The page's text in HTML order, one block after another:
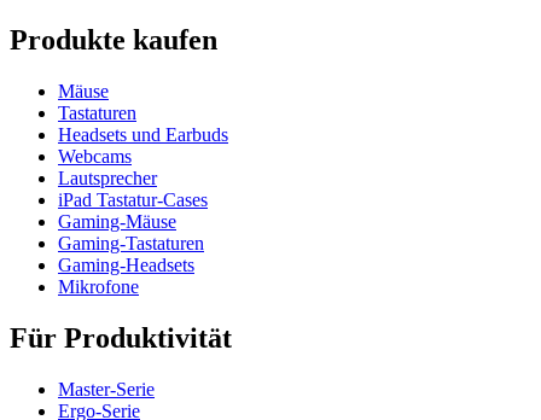
Produkte kaufen
Mäuse
Tastaturen
Headsets und Earbuds
Webcams
Lautsprecher
iPad Tastatur-Cases
Gaming-Mäuse
Gaming-Tastaturen
Gaming-Headsets
Mikrofone
Für Produktivität
Master-Serie
Ergo-Serie